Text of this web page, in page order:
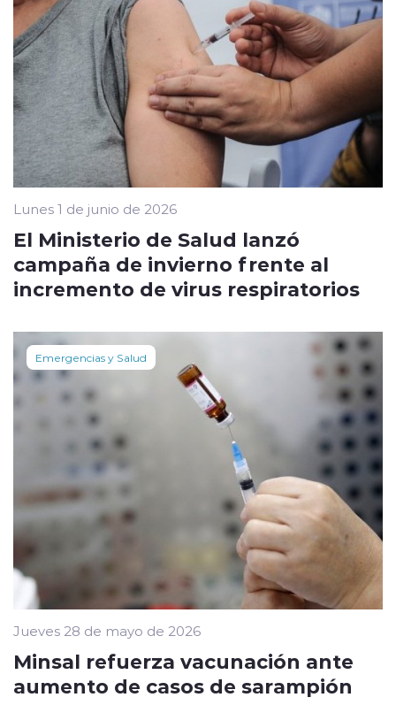
Lunes 1 de junio de 2026
El Ministerio de Salud lanzó
campaña de invierno frente al
incremento de virus respiratorios
Emergencias y Salud
Jueves 28 de mayo de 2026
Minsal refuerza vacunación ante
aumento de casos de sarampión